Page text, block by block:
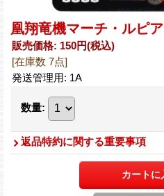
凰翔竜機マーチ・ルピア
販売価格: 150円(税込)
[在庫数 7点]
発送管理用: 1A
数量:
返品特約に関する重要事項